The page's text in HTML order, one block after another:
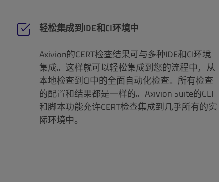
轻松集成到IDE和CI环境中
Axivion的CERT检查结果可与多种IDE和CI环境
集成。这样就可以轻松集成到您的流程中，从
本地检查到CI中的全面自动化检查。所有检查
的配置和结果都是一样的。Axivion Suite的CLI
和脚本功能允许CERT检查集成到几乎所有的实
际环境中。